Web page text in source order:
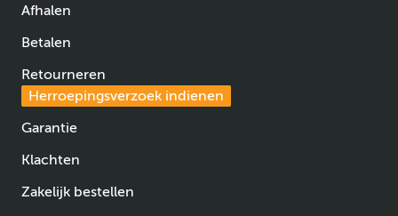
Afhalen
Betalen
Retourneren
Herroepingsverzoek indienen
Garantie
Klachten
Zakelijk bestellen